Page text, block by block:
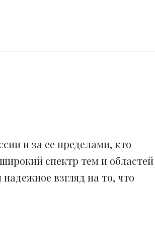
и за ее пределами, кто
спектр тем и областей
взгляд на то, что